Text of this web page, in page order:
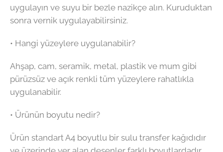
uygulayın ve suyu bir bezle nazikçe alın. Kuruduktan
sonra vernik uygulayabilirsiniz.
• Hangi yüzeylere uygulanabilir?
Ahşap, cam, seramik, metal, plastik ve mum gibi
pürüzsüz ve açık renkli tüm yüzeylere rahatlıkla
uygulanabilir.
• Ürünün boyutu nedir?
Ürün standart A4 boyutlu bir sulu transfer kağıdıdır